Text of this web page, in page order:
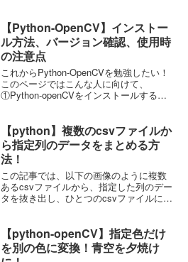
救急車のサイレン音を作成してみようと
思いま...
【Python-OpenCV】インストー
ル方法、バージョン確認、使用時
の注意点
これからPython-OpenCVを勉強したい！
このページではこんな人に向けて、
①Python-openCVをインストールする方
に間違えやすい注意点 をご紹...
【python】複数のcsvファイルか
ら指定列のデータをまとめる方
法！
この記事では、以下の画像のように複数
あるcsvファイルから、指定した列のデー
タを抜き出し、ひとつのcsvファイルに集
用するcsvデータの確認 今回は使用する
データは...
【python-openCV】指定色だけ
を別の色に変換！青空を夕焼け